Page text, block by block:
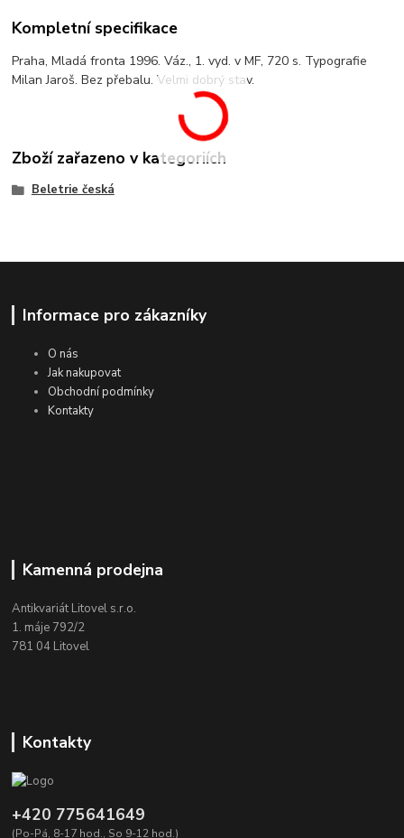
Kompletní specifikace
Praha, Mladá fronta 1996. Váz., 1. vyd. v MF, 720 s. Typografie
Milan Jaroš. Bez přebalu. Velmi dobrý stav.
Zboží zařazeno v kategoriích
Beletrie česká
Informace pro zákazníky
O nás
Jak nakupovat
Obchodní podmínky
Kontakty
Kamenná prodejna
Antikvariát Litovel s.r.o.
1. máje 792/2
781 04 Litovel
Kontakty
+420 775641649
(Po-Pá, 8-17 hod., So 9-12 hod.)